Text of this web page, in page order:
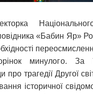
«Бабин Яр»
минулого. За
про трагедії Другої
історичної